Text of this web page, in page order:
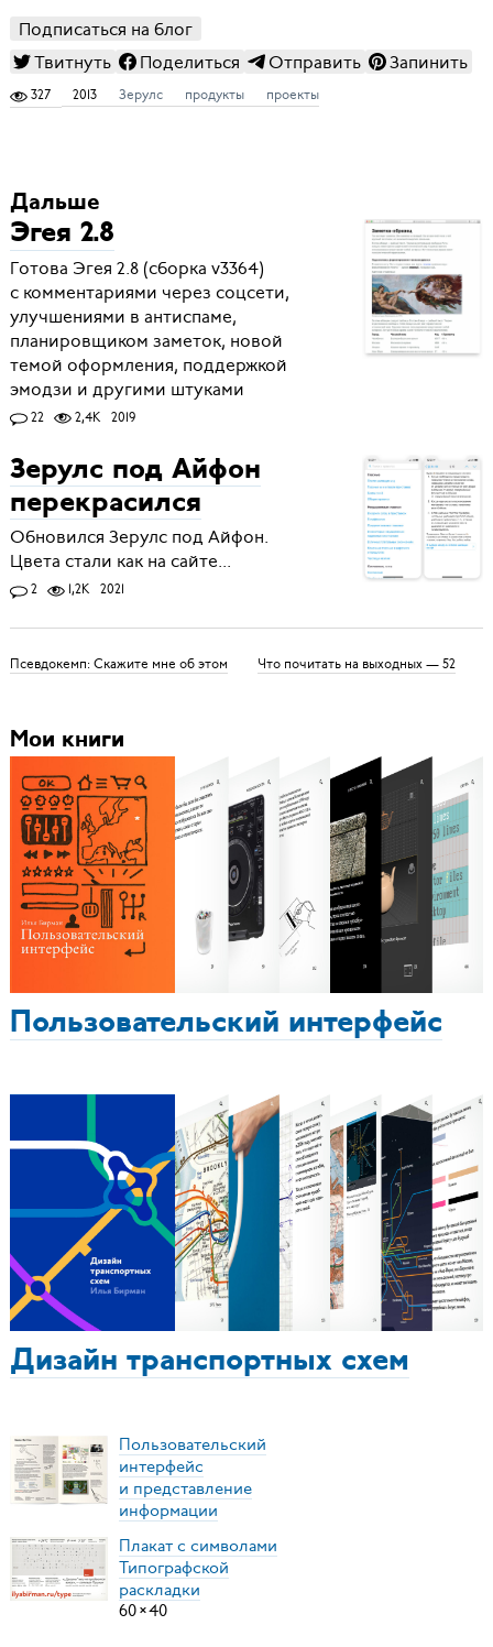
Подписаться на блог
Твитнуть
Поделиться Отправить Запинить
327 2013 Зерулс продукты проекты
Дальше
Эгея 2.8
Готова Эгея 2.8 (сборка v3364)
с комментариями через соцсети,
улучшениями в антиспаме,
планировщиком заметок, новой
темой оформления, поддержкой
эмодзи и другими штуками
22 2,4K 2019
Зерулс под Айфон
перекрасился
Обновился Зерулс под Айфон.
Цвета стали как на сайте...
2 1,2K 2021
Псевдокемп: Скажите мне об этом Что почитать на выходных — 52
Мои книги
Пользовательский интерфейс
Дизайн транспортных схем
Пользовательский
интерфейс
и представление
информации
Плакат с символами
Типографской
раскладки
60×40